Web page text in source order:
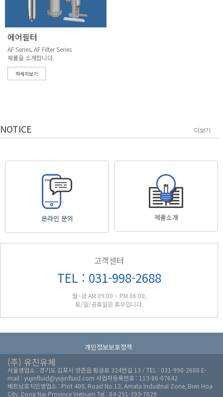
에어필터
AF Series, AF Filter Series
제품을 소개합니다.
자세히보기
NOTICE 더보기
온라인 문의 제품소개
고객센터
TEL : 031-998-2688
월~금 AM 09:00 ~ PM 06:00,
토/일/공휴일은 휴무입니다.
개인정보보호정책 l
(주) 유진유체
서울영업소 : 경기도 김포시 양촌읍 황금로 324번길 13 / TEL : 031-998-2688 E-
mail : yujinfluid@yujinfluid.com 사업자등록번호 : 113-86-07642
베트남호치민영업소 : Plot 400, Road No.13, Amata Industrial Zone, Bien Hoa
City, Dong Nai Province Vietnam Tel : 84-251-393-7029